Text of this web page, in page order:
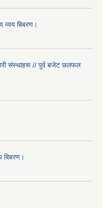
बिबरण।
संस्थाहरू // पुर्व बजेट छलफल
बिबरण।